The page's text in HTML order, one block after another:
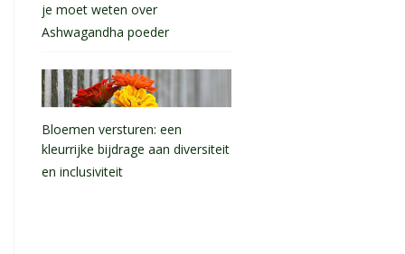
je moet weten over
Ashwagandha poeder
Bloemen versturen: een
kleurrijke bijdrage aan diversiteit
en inclusiviteit